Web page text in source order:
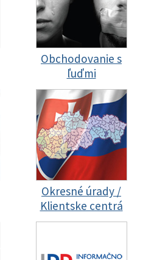
Obchodovanie s
ľuďmi
Okresné úrady /
Klientske centrá